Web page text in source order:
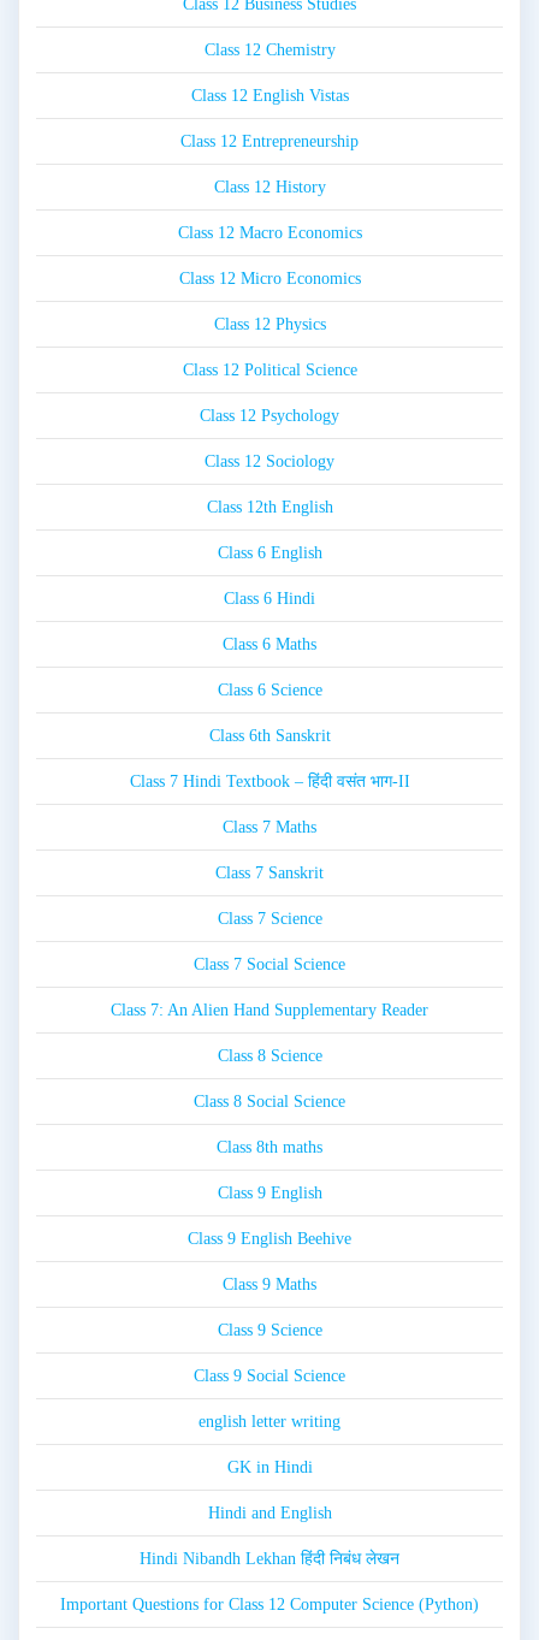
Class 12 Business Studies
Class 12 Chemistry
Class 12 English Vistas
Class 12 Entrepreneurship
Class 12 History
Class 12 Macro Economics
Class 12 Micro Economics
Class 12 Physics
Class 12 Political Science
Class 12 Psychology
Class 12 Sociology
Class 12th English
Class 6 English
Class 6 Hindi
Class 6 Maths
Class 6 Science
Class 6th Sanskrit
Class 7 Hindi Textbook – हिंदी वसंत भाग-II
Class 7 Maths
Class 7 Sanskrit
Class 7 Science
Class 7 Social Science
Class 7: An Alien Hand Supplementary Reader
Class 8 Science
Class 8 Social Science
Class 8th maths
Class 9 English
Class 9 English Beehive
Class 9 Maths
Class 9 Science
Class 9 Social Science
english letter writing
GK in Hindi
Hindi and English
Hindi Nibandh Lekhan हिंदी निबंध लेखन
Important Questions for Class 12 Computer Science (Python)